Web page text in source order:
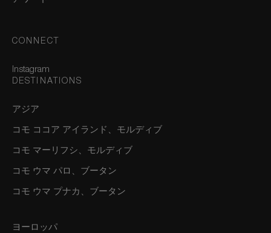
CONNECT
Instagram
DESTINATIONS
アジア
コモ ココア アイランド、モルディブ
コモ マーリフシ、モルディブ
コモ ウマ パロ、ブータン
コモ ウマ プナカ、ブータン
ヨーロッパ